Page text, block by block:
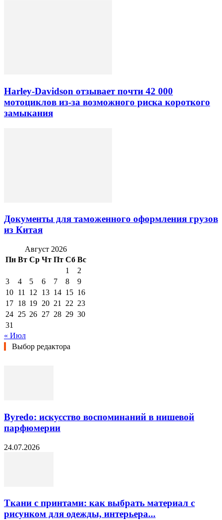
Harley-Davidson отзывает почти 42 000
мотоциклов из-за возможного риска короткого
замыкания
Документы для таможенного оформления грузов
из Китая
Август 2026
Пн Вт Ср Чт Пт Сб Вс
1
2
3
4 5 6 7 8
9
10 11 12 13 14 15 16
17 18 19 20 21 22 23
24 25 26 27 28 29 30
31
« Июл
Выбор редактора
Byredo: искусство воспоминаний в нишевой
парфюмерии
24.07.2026
Ткани с принтами: как выбрать материал с
рисунком для одежды, интерьера...